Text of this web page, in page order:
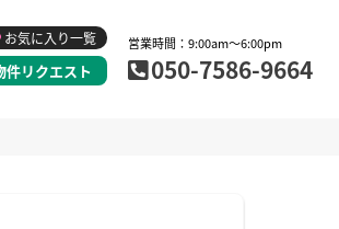
お気に入り一覧
件リクエスト
営業時間：9:00am～6:00pm
050-7586-9664